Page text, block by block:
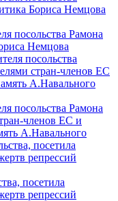
посольства Рамона
Немцова
посольства Рамона
членов ЕС и
А.Навального
посетила
репрессий